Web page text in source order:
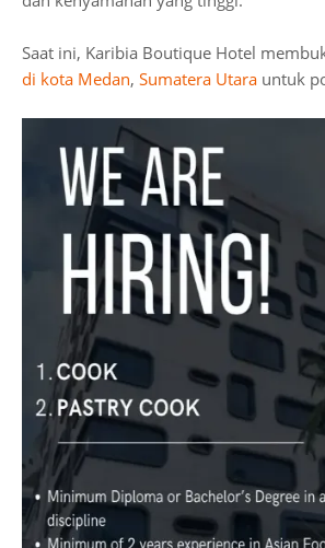
Saat ini, Karibia Boutique Hotel
di kota Medan, Sumatera Utara untuk